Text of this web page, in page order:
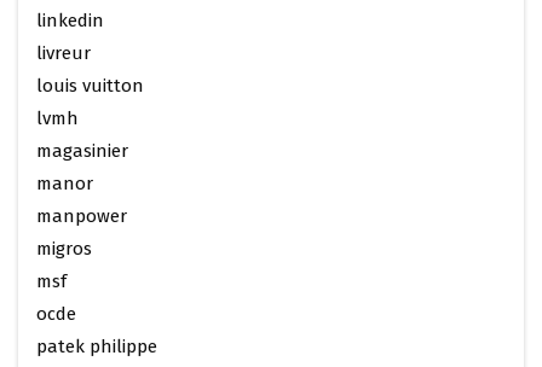
linkedin
livreur
louis vuitton
lvmh
magasinier
manor
manpower
migros
msf
ocde
patek philippe